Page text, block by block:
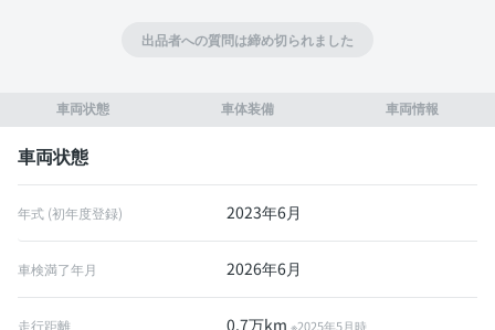
車両状態 車体装備 車両情報
車両状態
年式 (初年度登録) 2023年6月
車検満了年月 2026年6月
走行距離 0.7万km※2025年5月時
出品者への質問は締め切られました